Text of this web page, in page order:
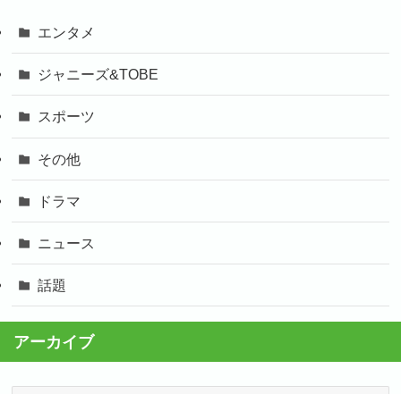
エンタメ
ジャニーズ&TOBE
スポーツ
その他
ドラマ
ニュース
話題
アーカイブ